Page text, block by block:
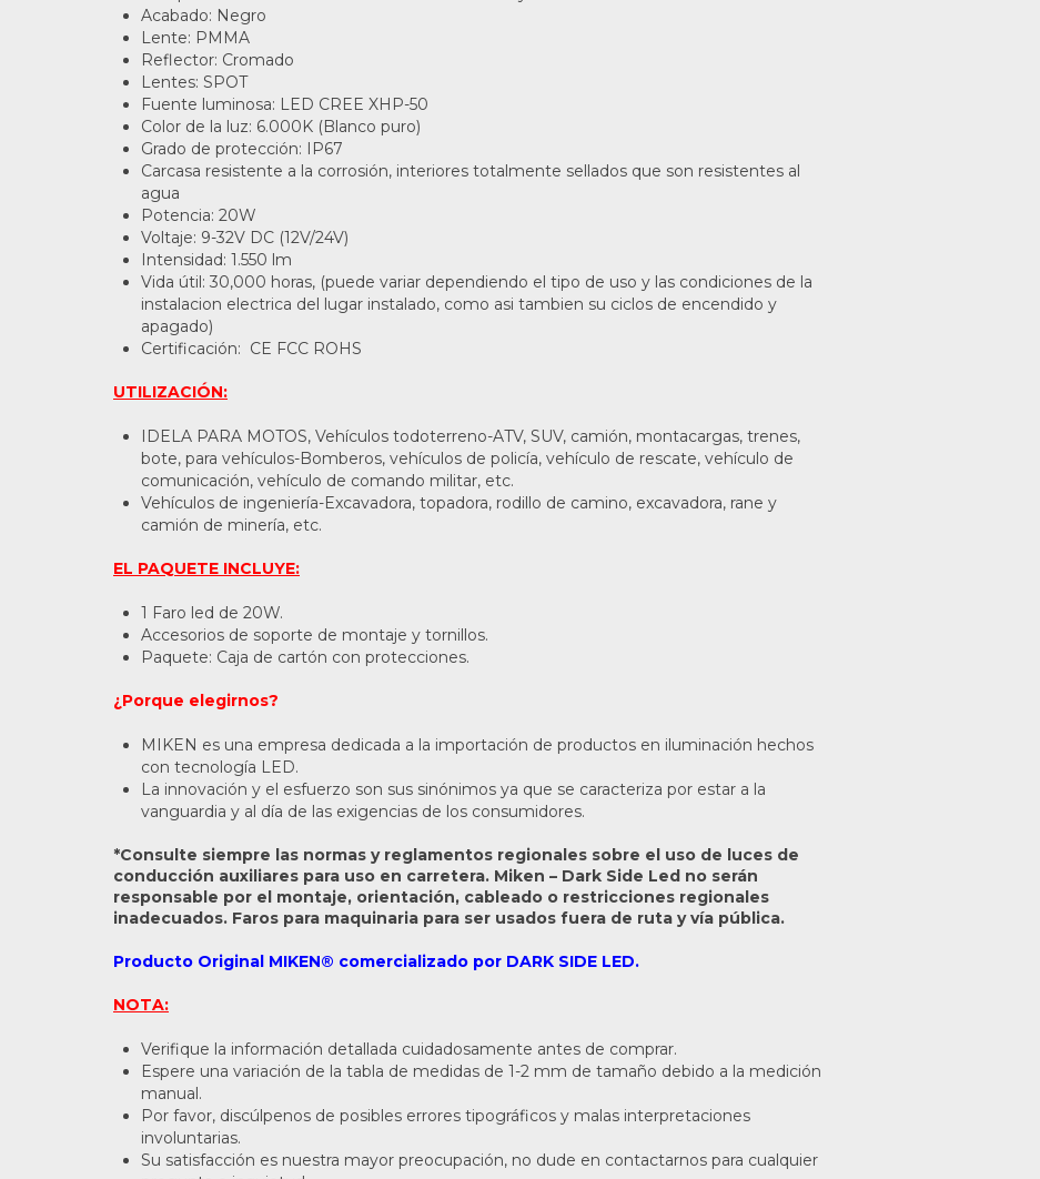
Acabado: Negro
Lente: PMMA
Reflector: Cromado
Lentes: SPOT
Fuente luminosa: LED CREE XHP-50
Color de la luz: 6.000K (Blanco puro)
Grado de protección: IP67
Carcasa resistente a la corrosión, interiores totalmente sellados que son resistentes al
agua
Potencia: 20W
Voltaje: 9-32V DC (12V/24V)
Intensidad: 1.550 lm
Vida útil: 30,000 horas, (puede variar dependiendo el tipo de uso y las condiciones de la
instalacion electrica del lugar instalado, como asi tambien su ciclos de encendido y
apagado)
Certificación: CE FCC ROHS
UTILIZACIÓN:
IDELA PARA MOTOS, Vehículos todoterreno-ATV, SUV, camión, montacargas, trenes,
bote, para vehículos-Bomberos, vehículos de policía, vehículo de rescate, vehículo de
comunicación, vehículo de comando militar, etc.
Vehículos de ingeniería-Excavadora, topadora, rodillo de camino, excavadora, rane y
camión de minería, etc.
EL PAQUETE INCLUYE:
1 Faro led de 20W.
Accesorios de soporte de montaje y tornillos.
Paquete: Caja de cartón con protecciones.
¿Porque elegirnos?
MIKEN es una empresa dedicada a la importación de productos en iluminación hechos
con tecnología LED.
La innovación y el esfuerzo son sus sinónimos ya que se caracteriza por estar a la
vanguardia y al día de las exigencias de los consumidores.
*Consulte siempre las normas y reglamentos regionales sobre el uso de luces de
conducción auxiliares para uso en carretera. Miken – Dark Side Led no serán
responsable por el montaje, orientación, cableado o restricciones regionales
inadecuados. Faros para maquinaria para ser usados fuera de ruta y vía pública.
Producto Original MIKEN® comercializado por DARK SIDE LED.
NOTA:
Verifique la información detallada cuidadosamente antes de comprar.
Espere una variación de la tabla de medidas de 1-2 mm de tamaño debido a la medición
manual.
Por favor, discúlpenos de posibles errores tipográficos y malas interpretaciones
involuntarias.
Su satisfacción es nuestra mayor preocupación, no dude en contactarnos para cualquier